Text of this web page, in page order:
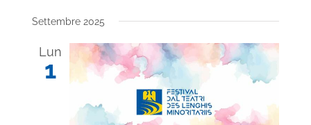
Settembre 2025
Lun
1